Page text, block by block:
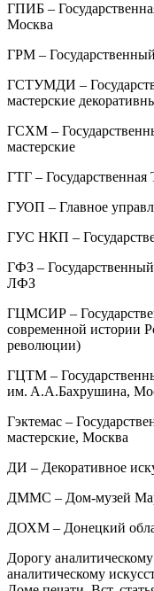
ГПИБ –
Москва
ГРМ –
ГСТУМДИ –
мастерские
ГСХМ –
мастерские
ГТГ – Государственная
ГУОП – Главное
ГУС НКП –
ГФЗ –
ЛФЗ
ГЦМСИР –
современной истории
революции)
ГЦТМ –
им. А.А.Бахрушина,
Гэктемас –
мастерские, Москва
ДИ – Декоративное
ДММС – Дом-музей
ДОХМ – Донецкий
Дорогу
аналитическому